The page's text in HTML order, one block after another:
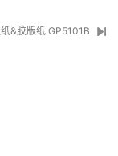
&胶版纸 GP5101B